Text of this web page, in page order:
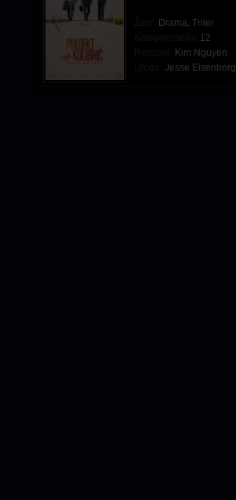
Drama, Triler
12
Kim Nguyen
Jesse Eisenberg